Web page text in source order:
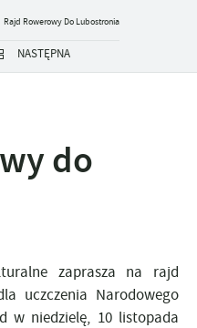
Rajd Rowerowy Do Lubostronia
NASTĘPNA
do
zaprasza na rajd
uczczenia Narodowego
w niedzielę, 10 listopada